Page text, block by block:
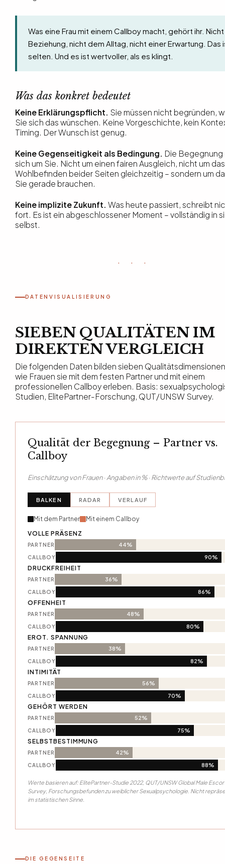
Was eine Frau mit einem Callboy macht, gehört ihr.
Beziehung, nicht dem Alltag, nicht einer Erwartung. Das
selten. Und es ist wertvoller, als es klingt.
Was das konkret bedeutet
Keine Erklärungspflicht. Sie müssen nicht begründen,
Sie sich das wünschen. Keine Vorgeschichte, kein
Timing. Der Wunsch ist genug.
Keine Gegenseitigkeit als Bedingung. Die
sich um Sie. Nicht um einen fairen Ausgleich, nicht um das
Wohlbefinden beider Seiten gleichzeitig – sondern um
Sie gerade brauchen.
Keine implizite Zukunft. Was heute passiert, schreibt
fort. Es ist ein abgeschlossener Moment – vollständig in
selbst.
· · ·
DATENVISUALISIERUNG
SIEBEN QUALITÄTEN IM
DIREKTEN VERGLEICH
Die folgenden Daten bilden sieben
wie Frauen sie mit dem festen Partner und mit einem
professionellen Callboy erleben. Basis:
Studien, ElitePartner-Forschung, QUT/UNSW Survey.
Qualität der Begegnung – Partner vs.
Callboy
Einschätzung von Frauen · Angaben in % · Richtwerte auf
BALKEN RADAR VERLAUF
Mit dem Partner
Mit einem Callboy
VOLLE PRÄSENZ
PARTNER 44%
CALLBOY 90%
DRUCKFREIHEIT
PARTNER 36%
CALLBOY 86%
OFFENHEIT
PARTNER 48%
CALLBOY 80%
EROT. SPANNUNG
PARTNER 38%
CALLBOY 82%
INTIMITÄT
PARTNER 56%
CALLBOY 70%
GEHÖRT WERDEN
PARTNER 52%
CALLBOY 75%
SELBSTBESTIMMUNG
PARTNER 42%
CALLBOY 88%
Werte basieren auf: ElitePartner-Studie 2022, QUT/UNSW Global Male
Survey, Forschungsbefunden zu weiblicher Sexualpsychologie. Nicht
im statistischen Sinne.
DIE GEGENSEITE